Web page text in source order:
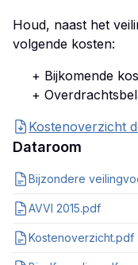
Houd, naast het
volgende kosten:
+ Bijkomende
+
Kostenoverzicht
Dataroom
Bijzondere
AVVI 2015.pdf
Kostenoverzicht.pdf